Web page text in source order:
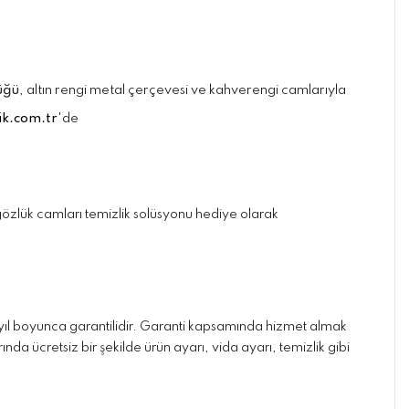
, altın rengi metal çerçevesi ve kahverengi camlarıyla
'de
camları temizlik solüsyonu hediye olarak
boyunca garantilidir. Garanti kapsamında hizmet almak
ücretsiz bir şekilde ürün ayarı, vida ayarı, temizlik gibi